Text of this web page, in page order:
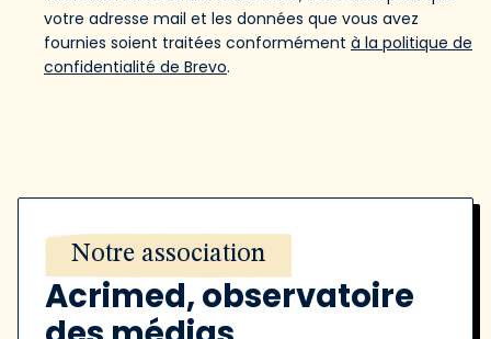
votre adresse mail et les données que vous avez
fournies soient traitées conformément à la politique de
confidentialité de Brevo.
Notre association
Acrimed, observatoire